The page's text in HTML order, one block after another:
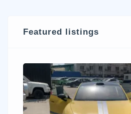
Featured listings